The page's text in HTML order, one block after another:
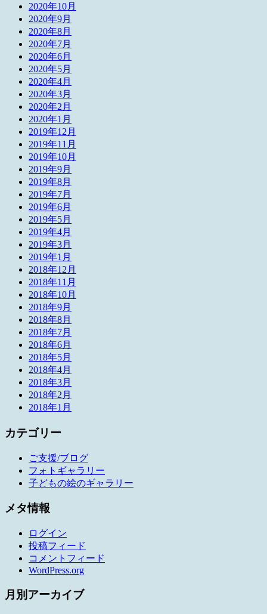
2020年10月
2020年9月
2020年8月
2020年7月
2020年6月
2020年5月
2020年4月
2020年3月
2020年2月
2020年1月
2019年12月
2019年11月
2019年10月
2019年9月
2019年8月
2019年7月
2019年6月
2019年5月
2019年4月
2019年3月
2019年1月
2018年12月
2018年11月
2018年10月
2018年9月
2018年8月
2018年7月
2018年6月
2018年5月
2018年4月
2018年3月
2018年2月
2018年1月
カテゴリー
ご支援/ブログ
フォトギャラリー
子どもの絵のギャラリー
メタ情報
ログイン
投稿フィード
コメントフィード
WordPress.org
月別アーカイブ